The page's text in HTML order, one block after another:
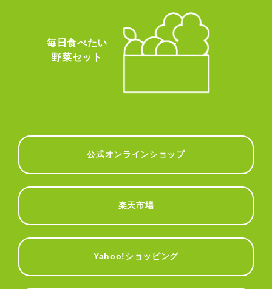
毎日食べたい
野菜セット
公式オンラインショップ
楽天市場
Yahoo!ショッピング